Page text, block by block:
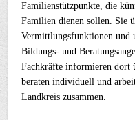
Familienstützpunkte, die
Familien dienen sollen. Sie
Vermittlungsfunktionen und
Bildungs- und
Fachkräfte informieren dort
beraten individuell und
Landkreis zusammen.